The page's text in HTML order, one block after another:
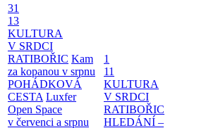
31
13
KULTURA
V SRDCI
RATIBOŘIC Kam
za kopanou v srpnu
POHÁDKOVÁ
CESTA Luxfer
Open Space
v červenci a srpnu
1
11
KULTURA
V SRDCI
RATIBOŘIC
HLEDÁNÍ –